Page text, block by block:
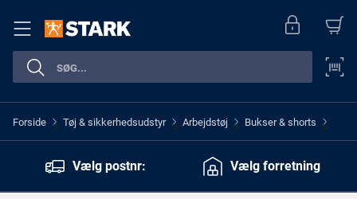
Forside > Tøj & sikkerhedsudstyr > Arbejdstøj > Bukser & shorts >
Vælg postnr: Vælg forretning